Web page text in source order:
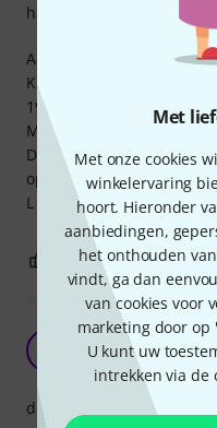
Met
Met onze cookies
winkelervaring
hoort. Hieronder
aanbiedingen,
het onthouden
vindt, ga dan
van cookies voor
marketing door op
U kunt uw
intrekken via de
Aankoop Advies op Uw
Kies maat Size M bij
190cm lichaamslengte.
Mijn lichaamslengte is
De saxholder is op alle
ophangpunt ligt te hoog
L Size aan te schaffen.
hanteerbaarheid
0
Jazzlab
draagcomfort